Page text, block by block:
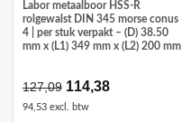
Labor metaalboor HSS-R
rolgewalst DIN 345 morse conus
4 | per stuk verpakt – (D) 38.50
mm x (L1) 349 mm x (L2) 200 mm
127,09 Oorspronkelijke
prijs
was:
114,38Huidige
94,53 excl. btw